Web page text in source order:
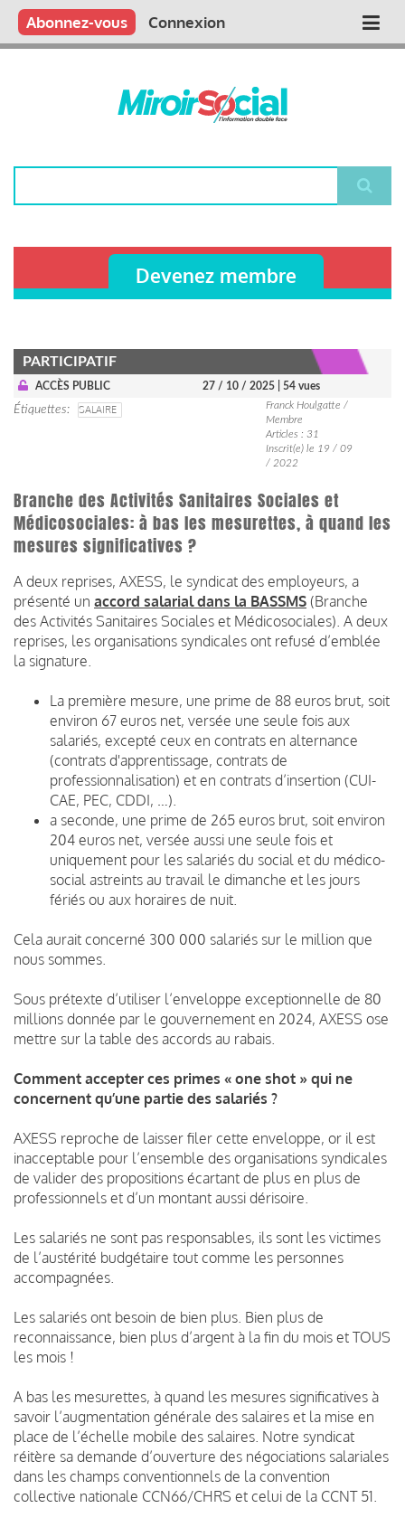
Aller
contenu
Main
Qui sommes nous ?
Vous publiez
Nous publions
Contactez-nous
Abonnez-vous Connexion
Devenez membre
PARTICIPATIF
ACCÈS PUBLIC 27 / 10 / 2025 | 54 vues
Étiquettes SALAIRE
Franck Houlgatte /
Membre
Articles : 31
Inscrit(e) le 19 / 09
/ 2022
Branche des Activités Sanitaires Sociales et
Médicosociales: à bas les mesurettes, à quand les
mesures significatives ?
A deux reprises, AXESS, le syndicat des employeurs, a
présenté un accord salarial dans la BASSMS (Branche
des Activités Sanitaires Sociales et Médicosociales). A deux
reprises, les organisations syndicales ont refusé d’emblée
la signature.
La première mesure, une prime de 88 euros brut, soit
environ 67 euros net, versée une seule fois aux
salariés, excepté ceux en contrats en alternance
(contrats d'apprentissage, contrats de
professionnalisation) et en contrats d’insertion (CUI-
CAE, PEC, CDDI, …).
a seconde, une prime de 265 euros brut, soit environ
204 euros net, versée aussi une seule fois et
uniquement pour les salariés du social et du médico-
social astreints au travail le dimanche et les jours
fériés ou aux horaires de nuit.
Cela aurait concerné 300 000 salariés sur le million que
nous sommes.
Sous prétexte d’utiliser l’enveloppe exceptionnelle de 80
millions donnée par le gouvernement en 2024, AXESS ose
mettre sur la table des accords au rabais.
Comment accepter ces primes « one shot » qui ne
concernent qu’une partie des salariés ?
AXESS reproche de laisser filer cette enveloppe, or il est
inacceptable pour l’ensemble des organisations syndicales
de valider des propositions écartant de plus en plus de
professionnels et d’un montant aussi dérisoire.
Les salariés ne sont pas responsables, ils sont les victimes
de l’austérité budgétaire tout comme les personnes
accompagnées.
Les salariés ont besoin de bien plus. Bien plus de
reconnaissance, bien plus d’argent à la fin du mois et TOUS
les mois !
A bas les mesurettes, à quand les mesures significatives à
savoir l’augmentation générale des salaires et la mise en
place de l’échelle mobile des salaires. Notre syndicat
réitère sa demande d’ouverture des négociations salariales
dans les champs conventionnels de la convention
collective nationale CCN66/CHRS et celui de la CCNT 51.